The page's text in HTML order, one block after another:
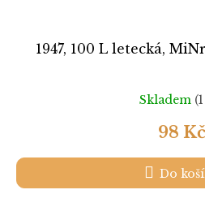
1947, 100 L letecká,
Skladem
98 Kč
Do